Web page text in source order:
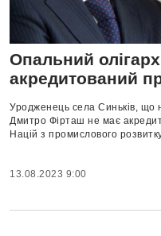
Опальний
акредитований
Уродженець села Синьків, що
Дмитро Фірташ не має
Націй з промислового
13.08.2023 9:00